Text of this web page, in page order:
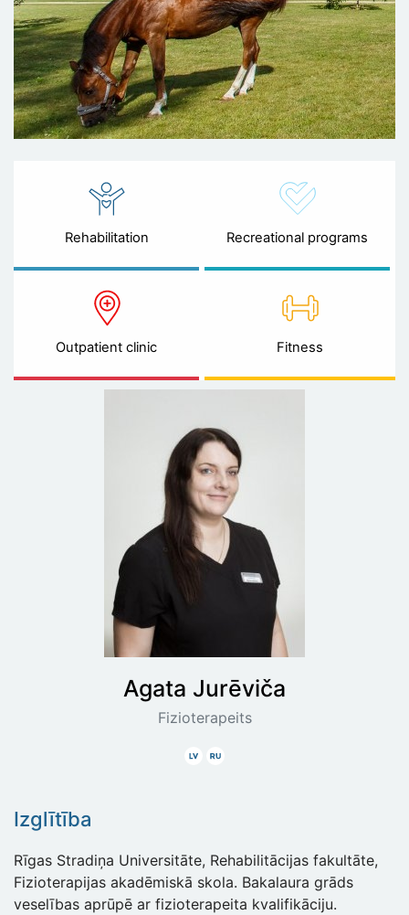
Rehabilitation Recreational programs
Outpatient clinic Fitness
Agata Jurēviča
Fizioterapeits
LatviskiKrieviski
Izglītība
Rīgas Stradiņa Universitāte, Rehabilitācijas fakultāte,
Fizioterapijas akadēmiskā skola. Bakalaura grāds
veselības aprūpē ar fizioterapeita kvalifikāciju.